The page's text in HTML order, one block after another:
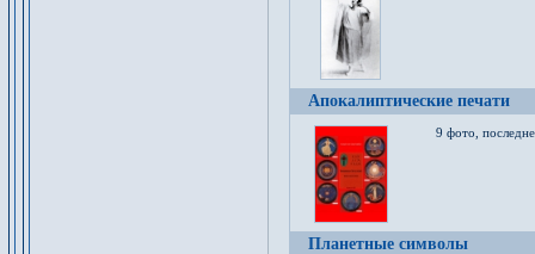
Апокалиптические печати
9 фото,
Планетные символы